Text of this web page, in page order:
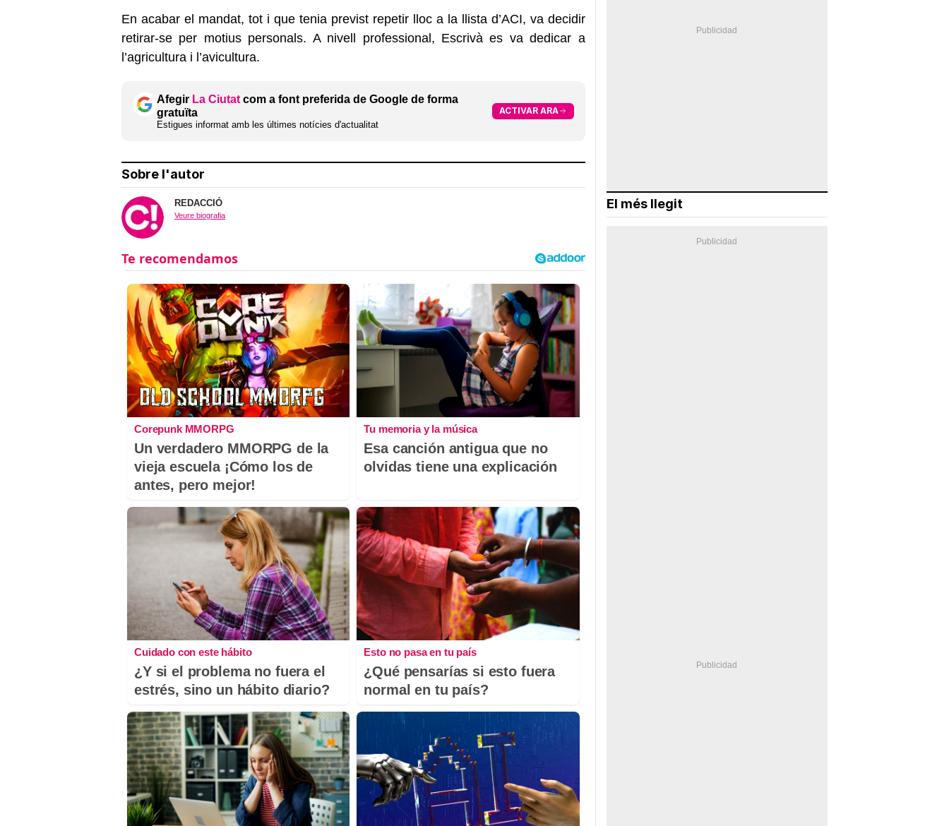
En acabar el mandat, tot i que tenia previst repetir lloc a la llista d’ACI, va decidir
retirar-se per motius personals. A nivell professional, Escrivà es va dedicar a
l’agricultura i l’avicultura.
Afegir La Ciutat com a font preferida de Google de forma
gratuïta
Estigues informat amb les últimes notícies d'actualitat
ACTIVAR ARA
Sobre l'autor
REDACCIÓ
Veure biografia
Corepunk MMORPG
Un verdadero MMORPG de la
vieja escuela ¡Cómo los de
antes, pero mejor!
Tu memoria y la música
Esa canción antigua que no
olvidas tiene una explicación
Cuidado con este hábito
¿Y si el problema no fuera el
estrés, sino un hábito diario?
Esto no pasa en tu país
¿Qué pensarías si esto fuera
normal en tu país?
El més llegit